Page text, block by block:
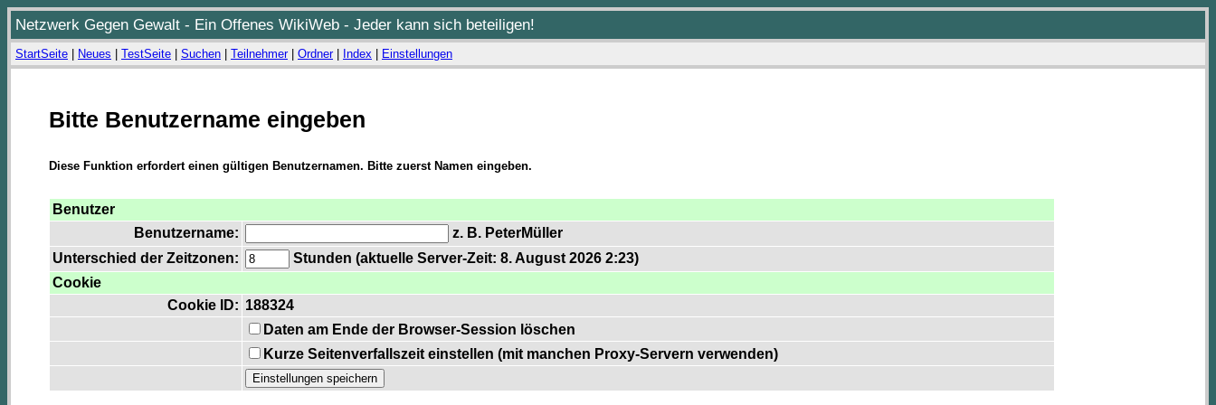
Netzwerk Gegen Gewalt - Ein Offenes WikiWeb - Jeder kann sich beteiligen!
StartSeite Neues TestSeite Suchen Teilnehmer| Ordner| Index Einstellungen
Bitte Benutzername eingeben
Diese Funktion erfordert einen gültigen Benutzernamen. Bitte zuerst Namen eingeben.
Benutzer
Benutzername:
z. B. PeterMüller
Unterschied der Zeitzonen:
Stunden (aktuelle Server-Zeit: 8. August 2026 2:23)
Cookie
Cookie ID: 188324
Daten am Ende der Browser-Session löschen
Kurze Seitenverfallszeit einstellen (mit manchen Proxy-Servern verwenden)